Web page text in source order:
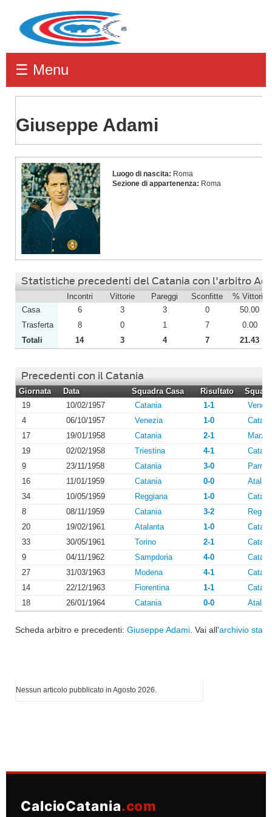
☰ Menu
Giuseppe Adami
AdamiLuogo di nascita: Roma
Sezione di appartenenza: Roma
Statistiche precedenti del Catania con l'arbitro
Incontri Vittorie Pareggi Sconfitte % Vittorie
Casa
6 3 3 0
50.00
Trasferta
8 0 1 7
0.00
Totali
14 3 4 7 21.43
Precedenti con il Catania
Giornata Data Squadra Casa Risultato
19
10/02/1957 Catania 1-1
4
06/10/1957 Venezia 1-0
17
19/01/1958 Catania 2-1
19
02/02/1958 Triestina 4-1
9
23/11/1958 Catania 3-0
Parma
16
11/01/1959 Catania 0-0
34
10/05/1959 Reggiana 1-0
8
08/11/1959 Catania 3-2
20
19/02/1961 Atalanta 1-0
33
30/05/1961 Torino 2-1
9
04/11/1962 Sampdoria 4-0
27
31/03/1963 Modena 4-1
14
22/12/1963 Fiorentina 1-1
18
26/01/1964 Catania 0-0
Scheda arbitro e precedenti: Giuseppe Adami . Vai all’archivio
Nessun articolo pubblicato in Agosto 2026.
CalcioCatania.com